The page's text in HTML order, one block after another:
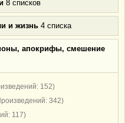
8 списков
и жизнь 4 списка
апокрифы, смешение
152)
342)
117)